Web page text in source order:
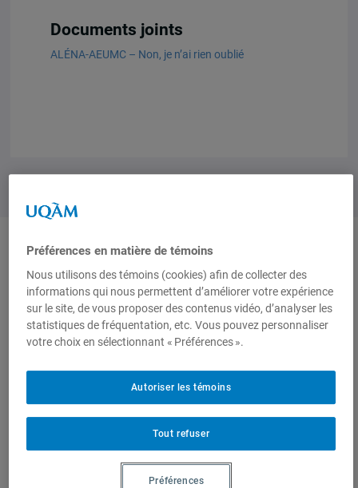
Documents joints
ALÉNA-AEUMC – Non, je n’ai rien oublié
Auteurs-trices
Guy-Philippe Wells
Produit par
Centre
Préférences en matière de témoins
Nous utilisons des témoins (cookies) afin de collecter des
informations qui nous permettent d’améliorer votre expérience
sur le site, de vous proposer des contenus vidéo, d’analyser les
statistiques de fréquentation, etc. Vous pouvez personnaliser
votre choix en sélectionnant « Préférences ».
Tout refuser
Autoriser les témoins
Préférences